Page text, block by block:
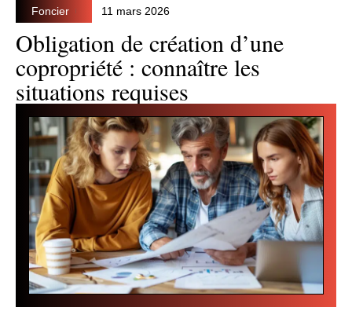
Foncier 11 mars 2026
Obligation de création d’une
copropriété : connaître les
situations requises